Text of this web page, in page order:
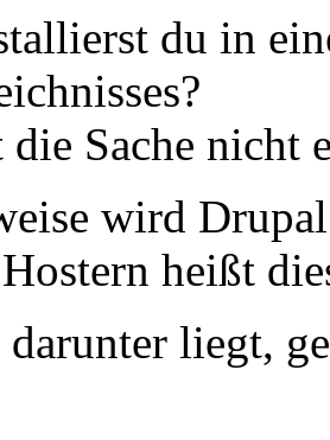
du in
die Sache nicht
wird
heißt
darunter liegt,